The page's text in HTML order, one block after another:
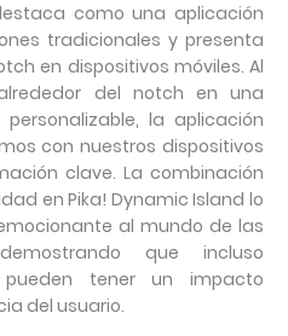
como una aplicación
tradicionales y presenta
en dispositivos móviles. Al
del notch en una
la aplicación
con nuestros dispositivos
clave. La combinación
en Pika! Dynamic Island lo
al mundo de las
que incluso
pueden tener un impacto
del usuario.